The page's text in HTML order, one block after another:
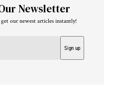
Newsletter
our newest articles instantly!